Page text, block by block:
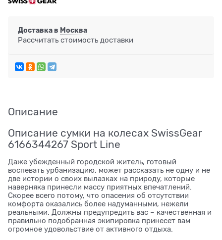
Доставка в Москва
Рассчитать стоимость доставки
Описание
Описание сумки на колесах SwissGear
6166344267 Sport Line
Даже убежденный городской житель, готовый
воспевать урбанизацию, может рассказать не одну и не
две истории о своих вылазках на природу, которые
наверняка принесли массу приятных впечатлений.
Скорее всего потому, что опасения об отсутствии
комфорта оказались более надуманными, нежели
реальными. Должны предупредить вас – качественная и
правильно подобранная экипировка принесет вам
огромное удовольствие от активного отдыха.